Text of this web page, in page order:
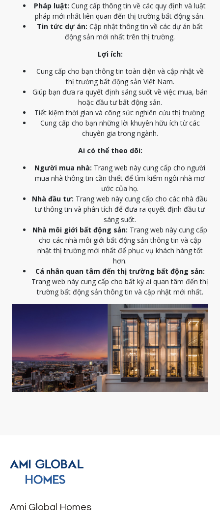
Pháp luật: Cung cấp thông tin về các quy định và luật
pháp mới nhất liên quan đến thị trường bất động sản.
Tin tức dự án: Cập nhật thông tin về các dự án bất
động sản mới nhất trên thị trường.
Lợi ích:
Cung cấp cho bạn thông tin toàn diện và cập nhật về
thị trường bất động sản Việt Nam.
Giúp bạn đưa ra quyết định sáng suốt về việc mua, bán
hoặc đầu tư bất động sản.
Tiết kiệm thời gian và công sức nghiên cứu thị trường.
Cung cấp cho bạn những lời khuyên hữu ích từ các
chuyên gia trong ngành.
Ai có thể theo dõi:
Người mua nhà: Trang web này cung cấp cho người
mua nhà thông tin cần thiết để tìm kiếm ngôi nhà mơ
ước của họ.
Nhà đầu tư: Trang web này cung cấp cho các nhà đầu
tư thông tin và phân tích để đưa ra quyết định đầu tư
sáng suốt.
Nhà môi giới bất động sản: Trang web này cung cấp
cho các nhà môi giới bất động sản thông tin và cập
nhật thị trường mới nhất để phục vụ khách hàng tốt
hơn.
Cá nhân quan tâm đến thị trường bất động sản:
Trang web này cung cấp cho bất kỳ ai quan tâm đến thị
trường bất động sản thông tin và cập nhật mới nhất.
Ami Global Homes